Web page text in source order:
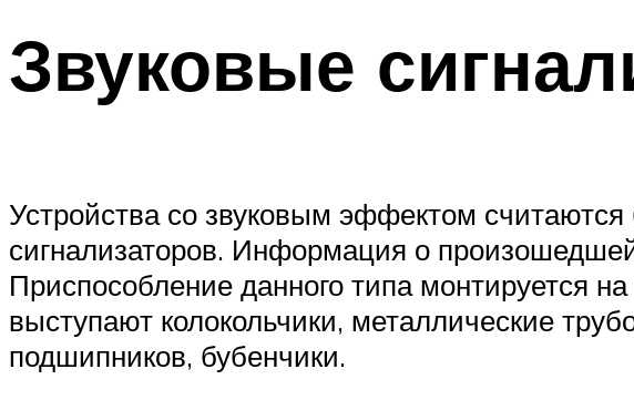
Звуковые
Устройства со звуковым эффектом
сигнализаторов. Информация о
Приспособление данного типа монтируется
выступают колокольчики, металлические
подшипников, бубенчики.